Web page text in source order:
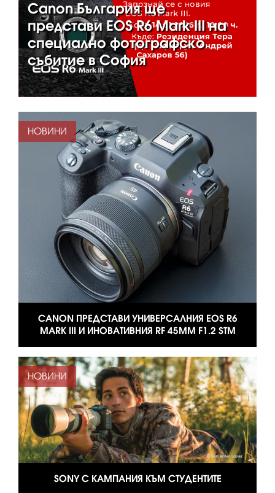
Canon България ще
представи EOS R6 Mark III на
специално фотографско
събитие в София
CANON ПРЕДСТАВИ УНИВЕРСАЛНИЯ EOS R6
MARK III И ИНОВАТИВНИЯ RF 45MM F1.2 STM
НОВИНИ
SONY С КАМПАНИЯ КЪМ СТУДЕНТИТЕ
НОВИНИ